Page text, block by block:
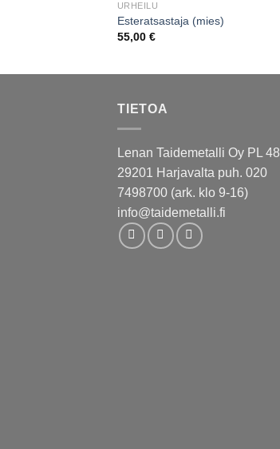
URHEILU
Esteratsastaja (mies)
55,00 €
TIETOA
Lenan Taidemetalli Oy PL 48
29201 Harjavalta puh. 020
7498700 (ark. klo 9-16)
info@taidemetalli.fi